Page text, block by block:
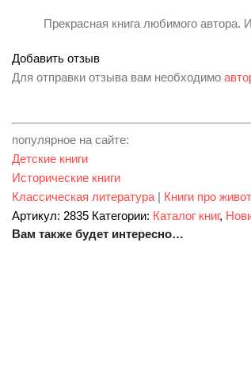
Прекрасная книга любимого автора.
Добавить отзыв
Для отправки отзыва вам необходимо
популярное на сайте:
Детские книги
Исторические книги
Классическая литература | Книги про
Артикул: 2835 Категории: Каталог книг,
Вам также будет интересно…